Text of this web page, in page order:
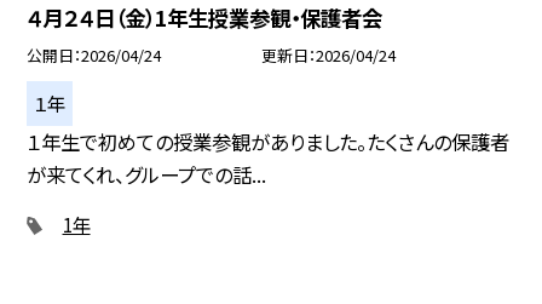
４月２４日（金）1年生授業参観・保護者会
公開日 2026/04/24 更新日 2026/04/24
１年
１年生で初めての授業参観がありました。たくさんの保護者
が来てくれ、グループでの話...
1年